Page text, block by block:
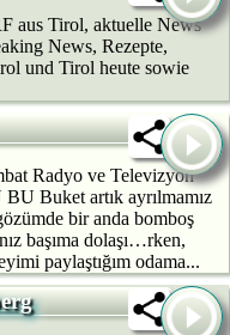
aus Tirol, aktuelle News
News, Rezepte,
und Tirol heute sowie
Radyo ve Televizyon
Buket artık ayrılmamız
bir anda bomboş
başıma dolaşı…rken,
paylaştığım odama...